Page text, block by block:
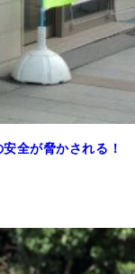
全が脅かされる！